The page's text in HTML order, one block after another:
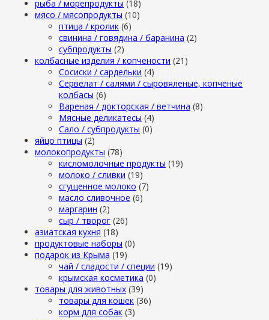
рыба / морепродукты (18)
мясо / мясопродукты (10)
птица / кролик (6)
свинина / говядина / баранина (2)
субпродукты (2)
колбасные изделия / копчености (21)
Сосиски / сардельки (4)
Сервелат / салями / сыровяленые, копченые
колбасы (6)
Вареная / докторская / ветчина (8)
Мясные деликатесы (4)
Сало / субпродукты (0)
яйцо птицы (2)
молокопродукты (78)
кисломолочные продукты (19)
молоко / сливки (19)
сгущенное молоко (7)
масло сливочное (6)
маргарин (2)
сыр / творог (26)
азиатская кухня (18)
продуктовые наборы (0)
подарок из Крыма (19)
чай / сладости / специи (19)
крымская косметика (0)
товары для животных (39)
товары для кошек (36)
корм для собак (3)